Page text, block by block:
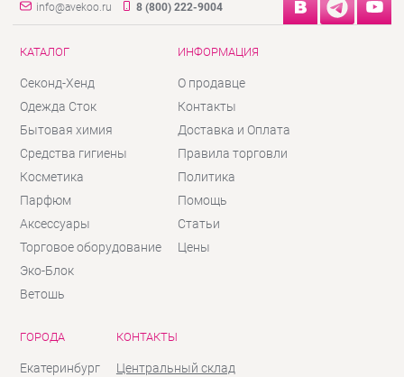
info@avekoo.ru 8 (800) 222-9004
КАТАЛОГ
Секонд-Хенд
Одежда Сток
Бытовая химия
Средства гигиены
Косметика
Парфюм
Аксессуары
Торговое оборудование
Эко-Блок
Ветошь
ИНФОРМАЦИЯ
О продавце
Контакты
Доставка и Оплата
Правила торговли
Политика
Помощь
Статьи
Цены
ГОРОДА
Екатеринбург
КОНТАКТЫ
Центральный склад